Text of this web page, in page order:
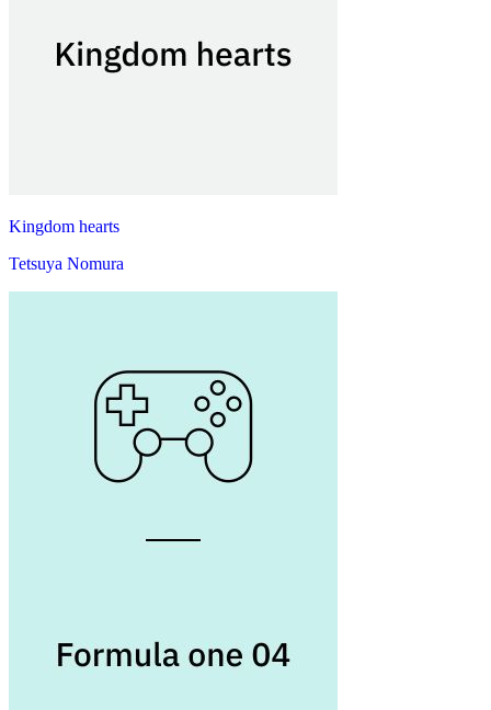
Kingdom hearts
Tetsuya Nomura